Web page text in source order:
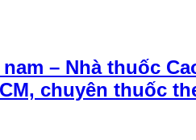
– Nhà thuốc
chuyên thuốc